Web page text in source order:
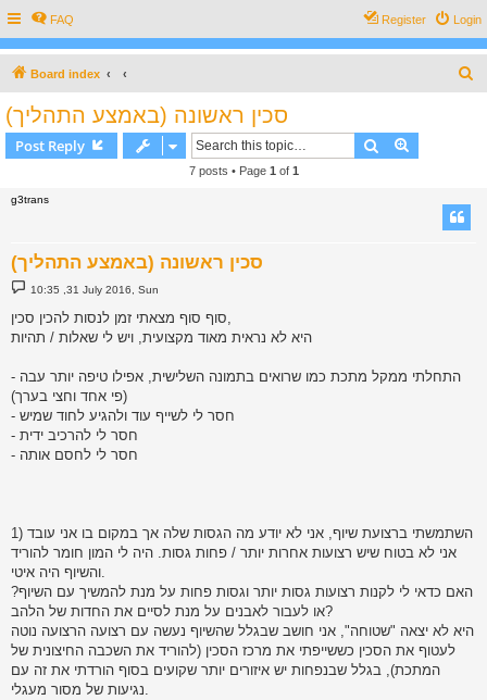
FAQ Login
Register
Board index
סכין ראשונה (באמצע התהליך)
Post Reply Search
7 posts • Page 1 of 1
g3trans
סכין ראשונה (באמצע התהליך)
P
o
t
10:35 ,31 July 2016, Sun
סוף סוף מצאתי זמן לנסות להכין סכין,
היא לא נראית מאוד מקצועית, ויש לי שאלות / תהיות
- התחלתי ממקל מתכת כמו שרואים בתמונה השלישית, אפילו טיפה יותר עבה
(פי אחד וחצי בערך)
- חסר לי לשייף עוד ולהגיע לחוד שמיש
- חסר לי להרכיב ידית
- חסר לי לחסם אותה
1) השתמשתי ברצועת שיוף, אני לא יודע מה הגסות שלה אך במקום בו אני עובד
אני לא בטוח שיש רצועות אחרות יותר / פחות גסות. היה לי המון חומר להוריד
והשיוף היה איטי.
האם כדאי לי לקנות רצועות גסות יותר וגסות פחות על מנת להמשיך עם השיוף?
או לעבור לאבנים על מנת לסיים את החדות של הלהב?
היא לא יצאה "שטוחה", אני חושב שבגלל שהשיוף נעשה עם רצועה הרצועה נוטה
לעטוף את הסכין כששייפתי את מרכז הסכין (להוריד את השכבה החיצונית של
המתכת), בגלל שבנפחות יש איזורים יותר שקועים בסוף הורדתי את זה עם
נגיעות של מסור מעגלי.